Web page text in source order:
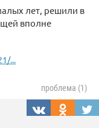
лет, решили в
вполне
...
проблема (1)